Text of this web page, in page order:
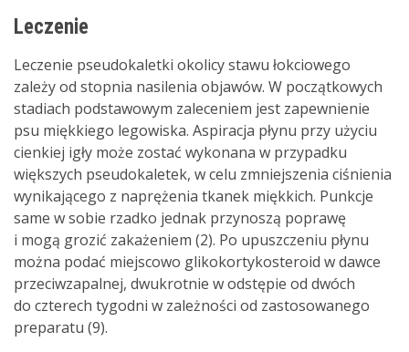
Leczenie
Leczenie pseudokaletki okolicy stawu łokciowego
zależy od stopnia nasilenia objawów. W początkowych
stadiach podstawowym zaleceniem jest zapewnienie
psu miękkiego legowiska. Aspiracja płynu przy użyciu
cienkiej igły może zostać wykonana w przypadku
większych pseudokaletek, w celu zmniejszenia ciśnienia
wynikającego z naprężenia tkanek miękkich. Punkcje
same w sobie rzadko jednak przynoszą poprawę
i mogą grozić zakażeniem (2). Po upuszczeniu płynu
można podać miejscowo glikokortykosteroid w dawce
przeciwzapalnej, dwukrotnie w odstępie od dwóch
do czterech tygodni w zależności od zastosowanego
preparatu (9).